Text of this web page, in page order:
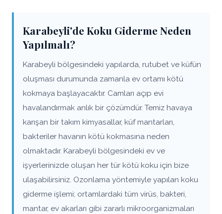
Karabeyli'de Koku Giderme Neden
Yapılmalı?
Karabeyli bölgesindeki yapılarda, rutubet ve küfün
oluşması durumunda zamanla ev ortamı kötü
kokmaya başlayacaktır. Camları açıp evi
havalandırmak anlık bir çözümdür. Temiz havaya
karışan bir takım kimyasallar, küf mantarları,
bakteriler havanın kötü kokmasına neden
olmaktadır. Karabeyli bölgesindeki ev ve
işyerlerinizde oluşan her tür kötü koku için bize
ulaşabilirsiniz. Ozonlama yöntemiyle yapılan koku
giderme işlemi; ortamlardaki tüm virüs, bakteri,
mantar, ev akarları gibi zararlı mikroorganizmaları